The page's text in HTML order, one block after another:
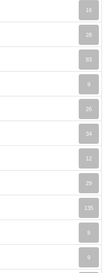
16
28
83
9
26
34
12
29
135
9
9